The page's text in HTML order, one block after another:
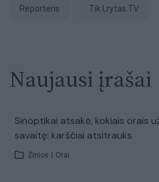
Reporteris tik Lrytas.TV
Naujausi įrašai
Sinoptikai atsakė, kokiais orais
savaitę: karščiai atsitrauks
Žinios Orai